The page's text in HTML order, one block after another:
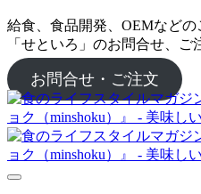
給食、食品開発、OEMなど
「せといろ」のお問合せ、ご
お問合せ・ご注文